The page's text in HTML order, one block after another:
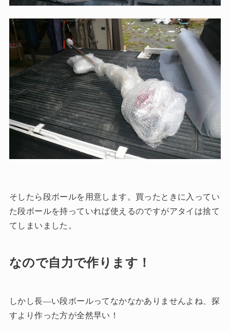
そしたら段ボールを用意します。買ったときに入ってい
た段ボールを持っていれば使えるのですがアタイは捨て
てしまいました。
なので自力で作ります！
しかし長―い段ボールってなかなかありませんよね、探
すより作った方が全然早い！